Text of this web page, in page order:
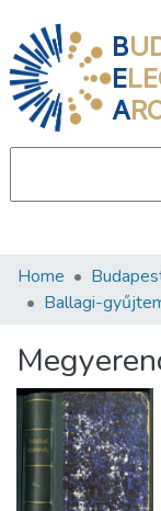
B
E
A
Communities &
Statistics
About us
Home
Ballagi-